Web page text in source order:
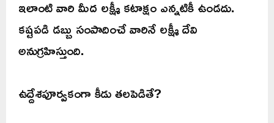
ఇలాంటి వారి మీద లక్ష్మీ కటాక్షం ఎన్నటికీ ఉండదు.
కష్టపడి డబ్బు సంపాదించే వారినే లక్ష్మీ దేవి
అనుగ్రహిస్తుంది.
ఉద్దేశపూర్వకంగా కీడు తలపెడితే?